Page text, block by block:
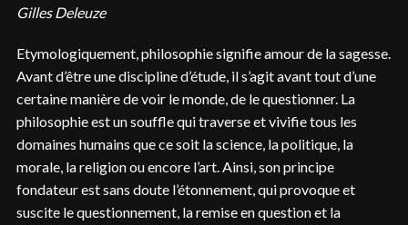
Gilles Deleuze
Etymologiquement, philosophie signifie amour de la sagesse.
Avant d’être une discipline d’étude, il s’agit avant tout d’une
certaine manière de voir le monde, de le questionner. La
philosophie est un souffle qui traverse et vivifie tous les
domaines humains que ce soit la science, la politique, la
morale, la religion ou encore l’art. Ainsi, son principe
fondateur est sans doute l’étonnement, qui provoque et
suscite le questionnement, la remise en question et la